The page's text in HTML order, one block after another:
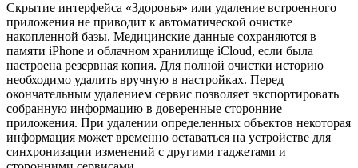
Скрытие интерфейса «Здоровья» или удаление встроенного
приложения не приводит к автоматической очистке
накопленной базы. Медицинские данные сохраняются в
памяти iPhone и облачном хранилище iCloud, если была
настроена резервная копия. Для полной очистки историю
необходимо удалить вручную в настройках. Перед
окончательным удалением сервис позволяет экспортировать
собранную информацию в доверенные сторонние
приложения. При удалении определенных объектов некоторая
информация может временно оставаться на устройстве для
синхронизации изменений с другими гаджетами и